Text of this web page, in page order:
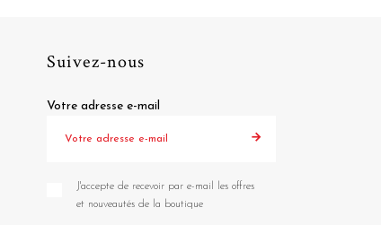
Suivez-nous
Votre adresse e-mail
J'accepte de recevoir par e-mail les offres
et nouveautés de la boutique